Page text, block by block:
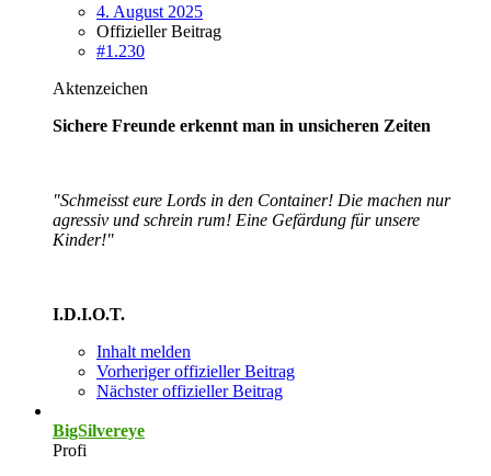
4. August 2025
Offizieller Beitrag
#1.230
Aktenzeichen
Sichere Freunde erkennt man in unsicheren Zeiten
"Schmeisst eure Lords in den Container! Die machen nur
agressiv und schrein rum! Eine Gefärdung für unsere
Kinder!"
I.D.I.O.T.
Inhalt melden
Vorheriger offizieller Beitrag
Nächster offizieller Beitrag
BigSilvereye
Profi